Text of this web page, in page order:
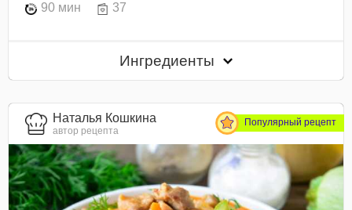
90 мин 37
Ингредиенты
Наталья Кошкина
автор рецепта
Популярный рецепт